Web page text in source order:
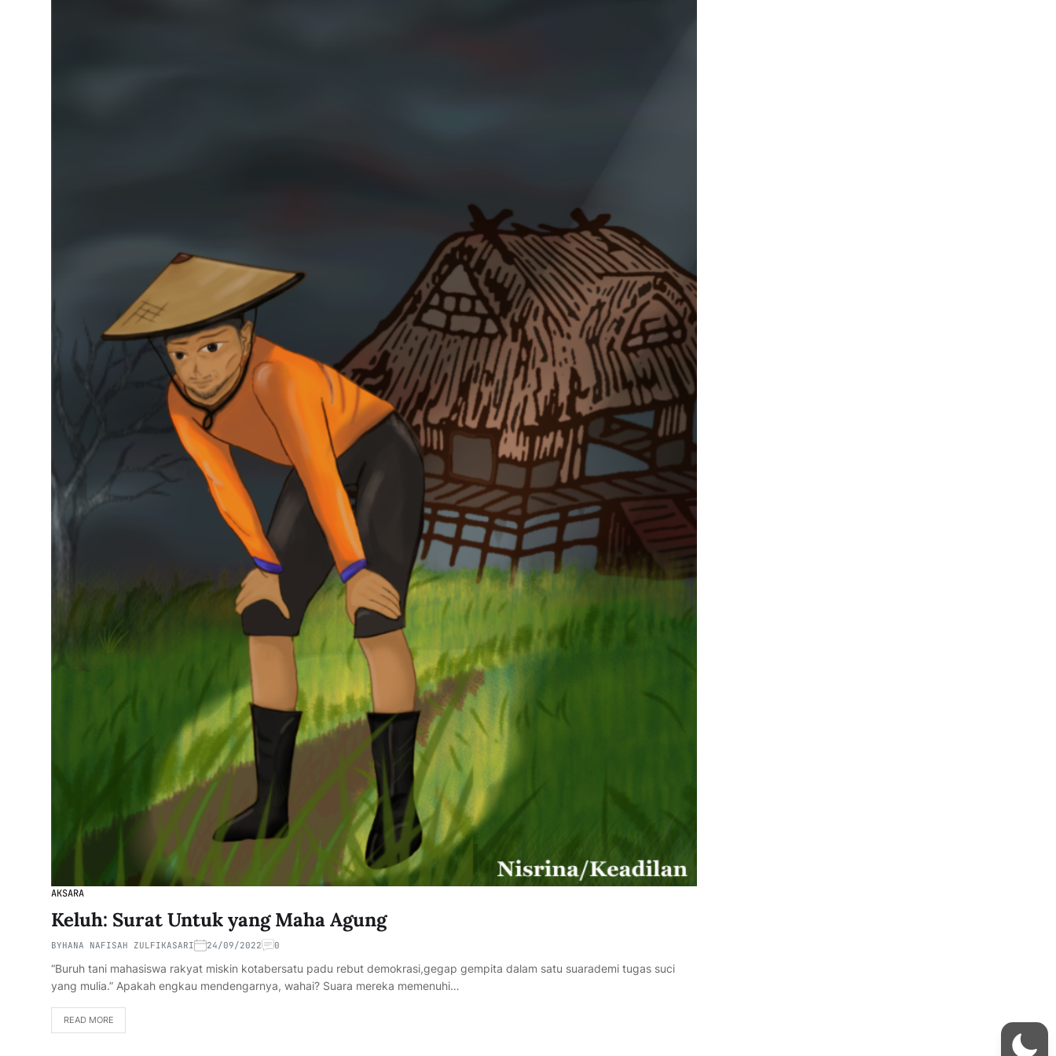
AKSARA
Keluh: Surat Untuk yang Maha Agung
BYHANA NAFISAH ZULFIKASARI 24/09/2022 0
“Buruh tani mahasiswa rakyat miskin kotabersatu padu rebut demokrasi,gegap gempita dalam satu suarademi tugas suci
yang mulia.” Apakah engkau mendengarnya, wahai? Suara mereka memenuhi…
READ MORE